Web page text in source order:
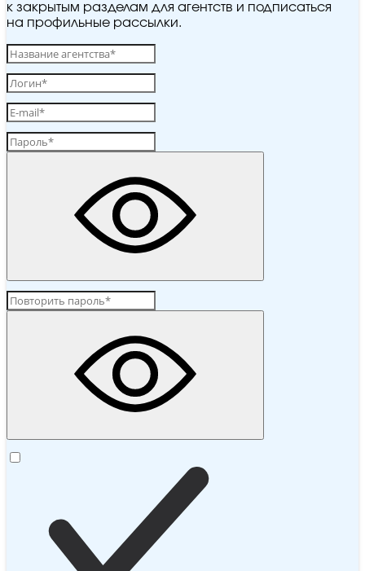
к закрытым разделам для агентств и подписаться
на профильные рассылки.